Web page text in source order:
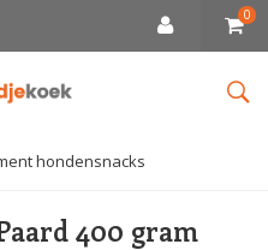
0
hondensnacks
400 gram